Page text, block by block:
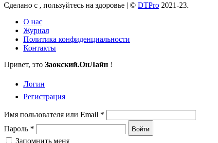
Сделано с , пользуйтесь на здоровье | © DTPro 2021-23.
О нас
Журнал
Политика конфиденциальности
Контакты
Привет, это Заокский.ОнЛайн !
Логин
Регистрация
Имя пользователя или Email *
Пароль * Войти
Запомнить меня